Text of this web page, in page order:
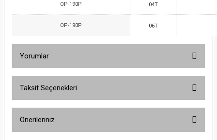
OP-190P 04T
OP-190P 06T
Yorumlar
Taksit Seçenekleri
Önerileriniz